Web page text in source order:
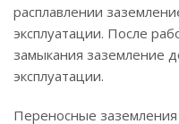
расплавлении
эксплуатации. После
замыкания заземление
эксплуатации.
Переносные заземления